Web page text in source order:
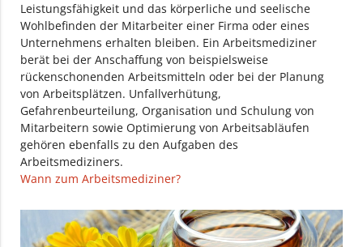
Leistungsfähigkeit und das körperliche und seelische
Wohlbefinden der Mitarbeiter einer Firma oder eines
Unternehmens erhalten bleiben. Ein Arbeitsmediziner
berät bei der Anschaffung von beispielsweise
rückenschonenden Arbeitsmitteln oder bei der Planung
von Arbeitsplätzen. Unfallverhütung,
Gefahrenbeurteilung, Organisation und Schulung von
Mitarbeitern sowie Optimierung von Arbeitsabläufen
gehören ebenfalls zu den Aufgaben des
Arbeitsmediziners.
Wann zum Arbeitsmediziner?